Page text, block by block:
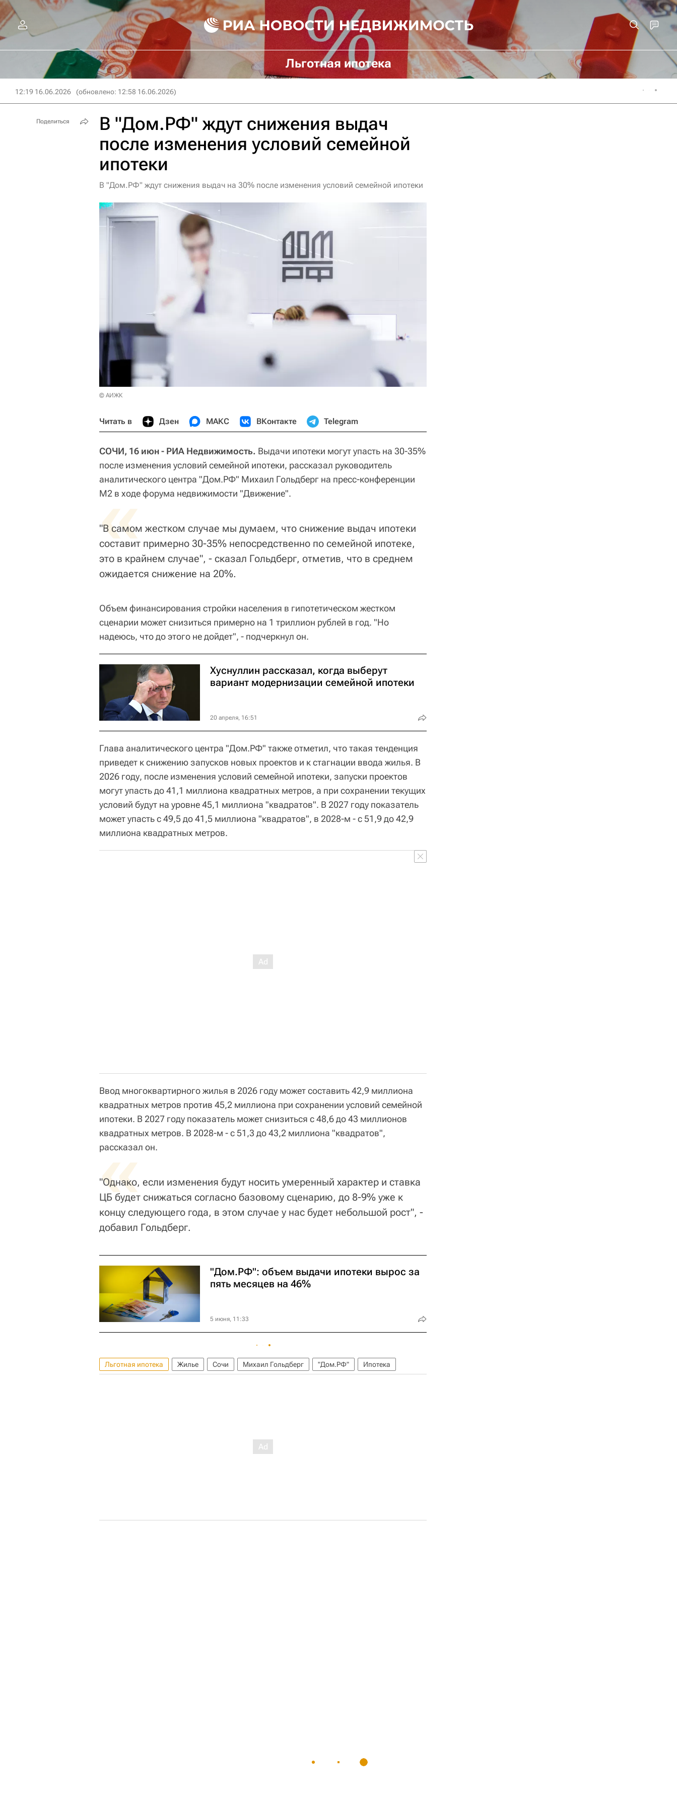
Льготная ипотека
12:19 16.06.2026 (обновлено: 12:58 16.06.2026)
В "Дом.РФ" ждут снижения выдач
после изменения условий семейной
ипотеки
В "Дом.РФ" ждут снижения выдач на 30% после изменения условий семейной ипотеки
© АИЖК
Читать в Дзен МАКС ВКонтакте Telegram
СОЧИ, 16 июн - РИА Недвижимость. Выдачи ипотеки могут упасть на 30-35%
после изменения условий семейной ипотеки, рассказал руководитель
аналитического центра "Дом.РФ" Михаил Гольдберг на пресс-конференции
М2 в ходе форума недвижимости "Движение".
«
"В самом жестком случае мы думаем, что снижение выдач ипотеки
составит примерно 30-35% непосредственно по семейной ипотеке,
это в крайнем случае", - сказал Гольдберг, отметив, что в среднем
ожидается снижение на 20%.
Объем финансирования стройки населения в гипотетическом жестком
сценарии может снизиться примерно на 1 триллион рублей в год. "Но
надеюсь, что до этого не дойдет", - подчеркнул он.
Хуснуллин рассказал, когда выберут
вариант модернизации семейной ипотеки
20 апреля, 16:51
Глава аналитического центра "Дом.РФ" также отметил, что такая тенденция
приведет к снижению запусков новых проектов и к стагнации ввода жилья. В
2026 году, после изменения условий семейной ипотеки, запуски проектов
могут упасть до 41,1 миллиона квадратных метров, а при сохранении текущих
условий будут на уровне 45,1 миллиона "квадратов". В 2027 году показатель
может упасть с 49,5 до 41,5 миллиона "квадратов", в 2028-м - с 51,9 до 42,9
миллиона квадратных метров.
Ввод многоквартирного жилья в 2026 году может составить 42,9 миллиона
квадратных метров против 45,2 миллиона при сохранении условий семейной
ипотеки. В 2027 году показатель может снизиться с 48,6 до 43 миллионов
квадратных метров. В 2028-м - с 51,3 до 43,2 миллиона "квадратов",
рассказал он.
«
"Однако, если изменения будут носить умеренный характер и ставка
ЦБ будет снижаться согласно базовому сценарию, до 8-9% уже к
концу следующего года, в этом случае у нас будет небольшой рост", -
добавил Гольдберг.
"Дом.PФ": объем выдачи ипотеки вырос за
пять месяцев на 46%
5 июня, 11:33
Льготная ипотека Жилье Сочи Михаил Гольдберг "Дом.РФ" Ипотека
Поделиться